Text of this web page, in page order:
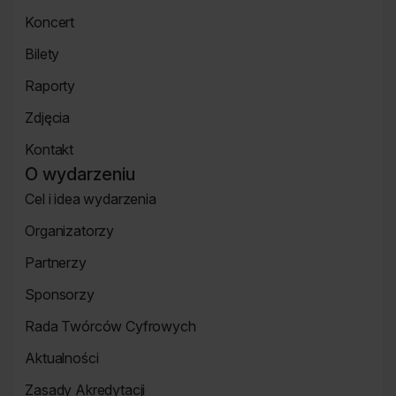
mówcy
Koncert
Bilety
Bilety
Raporty
Zdjęcia
Kontakt
Strona
Kontakt
O wydarzeniu
Cel i idea wydarzenia
o
Organizatorzy
Organizatorzy
Partnerzy
Partnerzy
Sponsorzy
Sponsorzy
Rada Twórców Cyfrowych
Twórców
Aktualności
Zasady Akredytacji